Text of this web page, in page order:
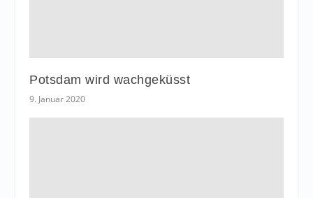
Potsdam wird wachgeküsst
9. Januar 2020